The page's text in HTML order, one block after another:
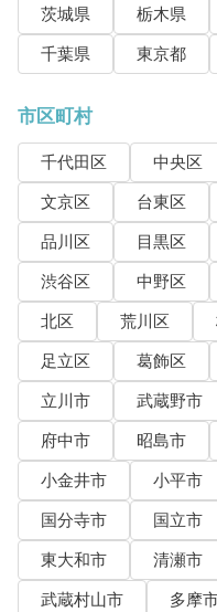
茨城県 栃木県
千葉県
東京都
市区町村
千代田区 中央区
文京区
台東区
品川区
目黒区
渋谷区
中野区
北区
荒川区
足立区
葛飾区
立川市
武蔵野市
府中市
昭島市
小金井市
小平市
国分寺市
国立市
東大和市
清瀬市
武蔵村山市
多摩